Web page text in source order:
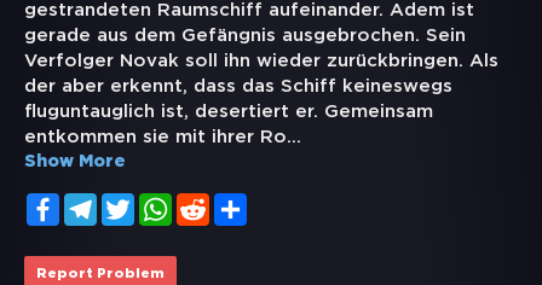
gestrandeten Raumschiff aufeinander. Adem ist
gerade aus dem Gefängnis ausgebrochen. Sein
Verfolger Novak soll ihn wieder zurückbringen. Als
der aber erkennt, dass das Schiff keineswegs
fluguntauglich ist, desertiert er. Gemeinsam
entkommen sie mit ihrer Ro...
Show More
FacebookTelegramTwitterWhatsApp
Reddit
Report Problem